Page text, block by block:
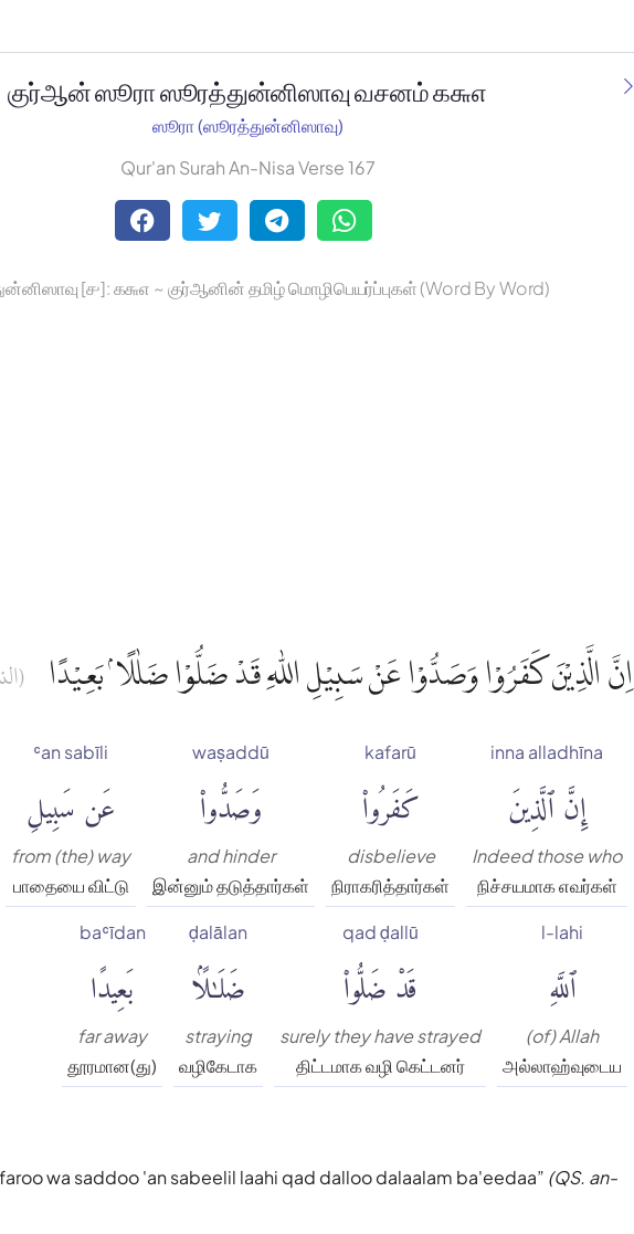
குர்ஆன் ஸூரா ஸூரத்துன்னிஸாவு வசனம் ௧௬௭
ஸூரா (ஸூரத்துன்னிஸாவு)
Qur'an Surah An-Nisa Verse 167
[௪]: ௧௬௭ ~ குர்ஆனின் தமிழ் மொழிபெயர்ப்புகள் (Word By Word)
اِنَّ الَّذِيْنَ كَفَرُوْا وَصَدُّوْا عَنْ سَبِيْلِ اللّٰهِ قَدْ ضَلُّوْا ضَلٰلًا ۢ بَعِيْدًا
inna alladhīna
إِنَّ ٱلَّذِينَ
Indeed those who
நிச்சயமாக எவர்கள்
kafarū
كَفَرُوا۟
disbelieve
நிராகரித்தார்கள்
waṣaddū
وَصَدُّوا۟
and hinder
இன்னும் தடுத்தார்கள்
ʿan sabīli
عَن سَبِيلِ
from (the) way
பாதையை விட்டு
l-lahi
ٱللَّهِ
(of) Allah
அல்லாஹ்வுடைய
qad ḍallū
قَدْ ضَلُّوا۟
surely they have strayed
திட்டமாக வழி கெட்டனர்
ḍalālan
ضَلَٰلًۢا
straying
வழிகேடாக
baʿīdan
بَعِيدًا
far away
தூரமான(து)
wa saddoo 'an sabeelil laahi qad dalloo dalaalam ba'eedaa (QS. an-